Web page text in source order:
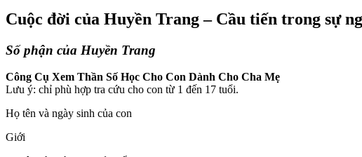
Cuộc đời của Huyền Trang – Cầu tiến trong sự
Số phận của Huyền Trang
Công Cụ Xem Thần Số Học Cho Con Dành Cho Cha Mẹ
Lưu ý: chỉ phù hợp tra cứu cho con từ 1 đến 17 tuổi.
Họ tên và ngày sinh của con
Giới